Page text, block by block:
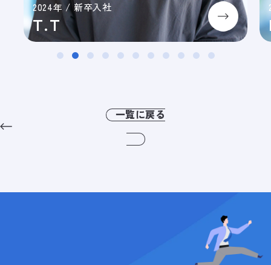
2024年 / 新卒入社
T.T
一覧に戻る